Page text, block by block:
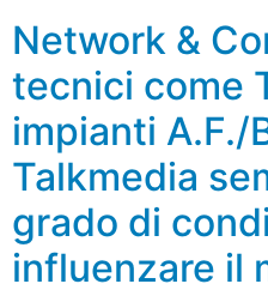
Network &
tecnici come
impianti A.F./
Talkmedia
grado di
influenzare il